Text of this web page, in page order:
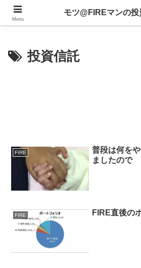
不動産、投資信託、暗号資産、株式、
投資信託
FIRE
普段は何を
ましたので
FIRE FIRE直後の
Menu
モツ@FIREマンの投